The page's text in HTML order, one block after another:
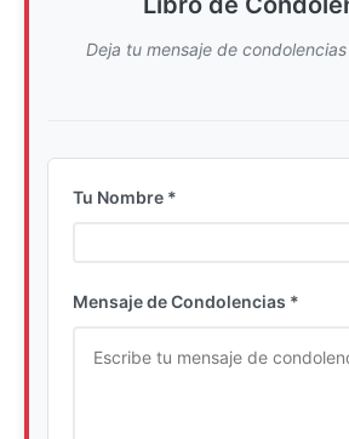
Deja tu mensaje de
Tu Nombre *
Mensaje de Condolencias *